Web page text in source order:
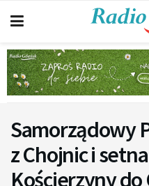
Samorządowy
z Chojnic i
Kościerzyny do